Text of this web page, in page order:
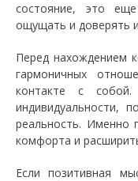
состояние, это
ощущать и доверять
Перед нахождением
гармоничных
контакте с
индивидуальности,
реальность. Именно
комфорта и
Если позитивная